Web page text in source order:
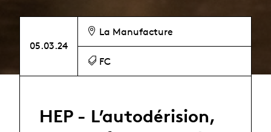
05.03.24
La Manufacture
FC
HEP - L’autodérision,